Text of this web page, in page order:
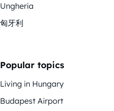
Ungheria
匈牙利
Popular topics
Living in Hungary
Budapest Airport